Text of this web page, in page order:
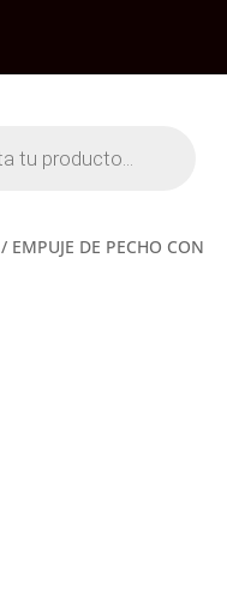
/ EMPUJE DE PECHO CON